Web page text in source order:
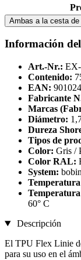
Ambas a la cesta de
Información
Art.-Nr.:
Contenido:
EAN:
Fabricante
Marcas
Diámetro:
Dureza
Tipos de
Color: Gris /
Color RAL:
System:
60° C
Descripción
El TPU Flex Linie
para su uso en el